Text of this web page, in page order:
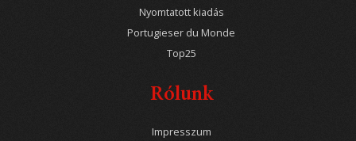
Nyomtatott kiadás
Portugieser du Monde
Top25
Rólunk
Impresszum